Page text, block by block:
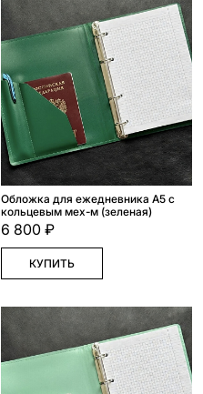
Обложка для ежедневника А5 с
кольцевым мех-м (зеленая)
6 800 ₽
КУПИТЬ